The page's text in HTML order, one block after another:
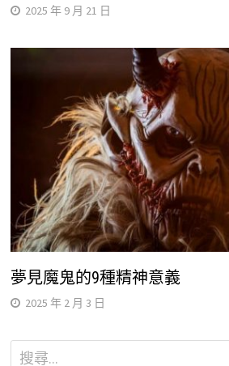
2025 年 9 月 21 日
夢見魔鬼的9種精神意義
2025 年 2 月 3 日
搜